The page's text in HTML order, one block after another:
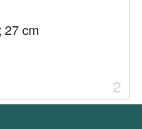
27 cm
2